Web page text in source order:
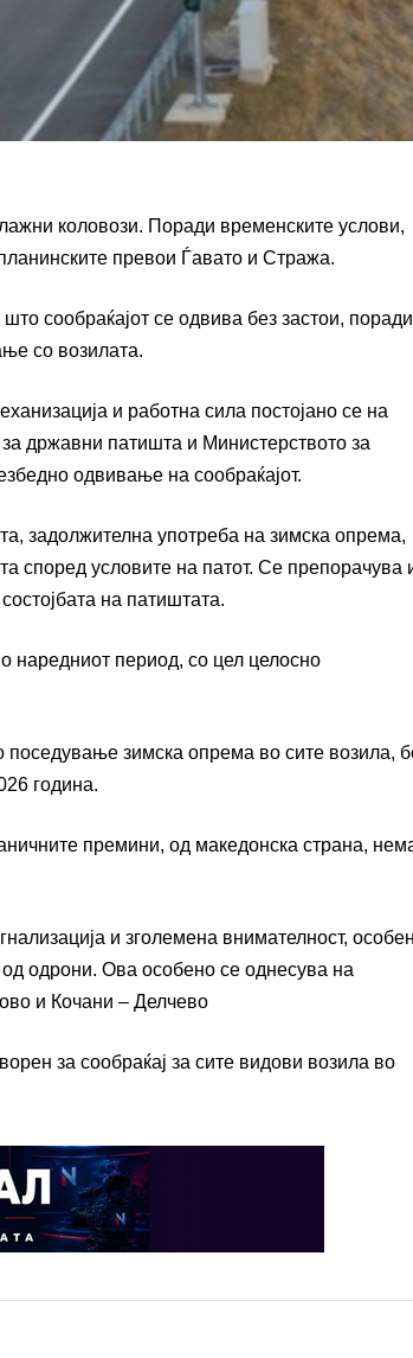
коловози. Поради временските услови,
превои Ѓавато и Стража.
сообраќајот се одвива без застои, поради
со возилата.
и работна сила постојано се на
државни патишта и Министерството за
одвивање на сообраќајот.
задолжителна употреба на зимска опрема,
според условите на патот. Се препорачува
на патиштата.
наредниот период, со цел целосно
зимска опрема во сите возила,
година.
премини, од македонска страна,
и зголемена внимателност,
одрони. Ова особено се однесува на
и Кочани – Делчево
за сообраќај за сите видови возила во